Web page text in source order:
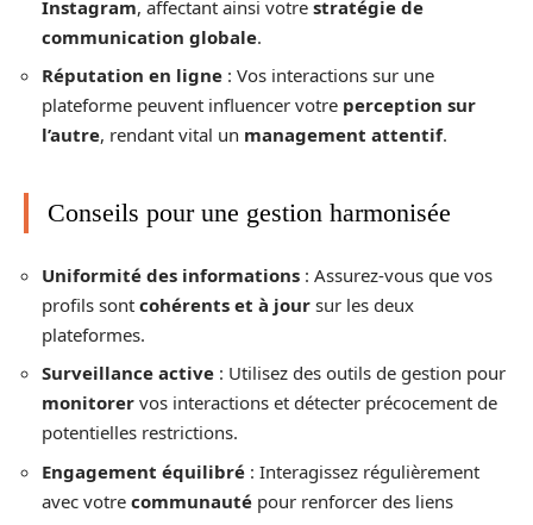
Instagram, affectant ainsi votre stratégie de
communication globale.
Réputation en ligne : Vos interactions sur une
plateforme peuvent influencer votre perception sur
l’autre, rendant vital un management attentif.
Conseils pour une gestion harmonisée
Uniformité des informations : Assurez-vous que vos
profils sont cohérents et à jour sur les deux
plateformes.
Surveillance active : Utilisez des outils de gestion pour
monitorer vos interactions et détecter précocement de
potentielles restrictions.
Engagement équilibré : Interagissez régulièrement
avec votre communauté pour renforcer des liens